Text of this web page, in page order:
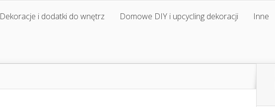
Dekoracje i dodatki do wnętrz Domowe DIY i upcycling dekoracji Inne